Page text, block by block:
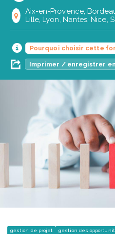
Aix-en-Provence,
Lille, Lyon, Nantes, Nice,
Pourquoi choisir cette
Imprimer / enregistrer
gestion de projet gestion des